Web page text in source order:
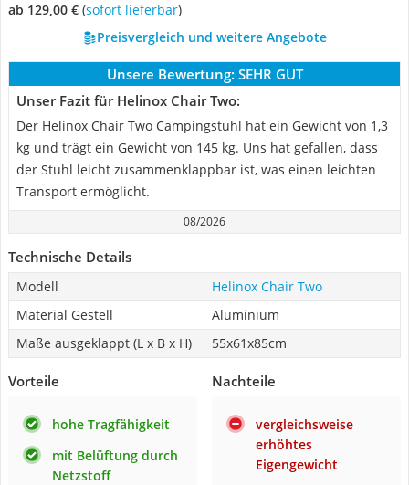
ab 129,00 € ( Sofort lieferbar)
Preisvergleich und weitere Angebote
Unsere Bewertung: SEHR GUT
Unser Fazit für Helinox Chair Two:
Der Helinox Chair Two Campingstuhl hat ein Gewicht von 1,3
kg und trägt ein Gewicht von 145 kg. Uns hat gefallen, dass
der Stuhl leicht zusammenklappbar ist, was einen leichten
Transport ermöglicht.
08/2026
Technische Details
Modell
Helinox Chair Two
Material Gestell
Aluminium
Maße ausgeklappt (L x B x H)
55x61x85cm
Vorteile
hohe Tragfähigkeit
mit Belüftung durch
Netzstoff
Nachteile
vergleichsweise
erhöhtes
Eigengewicht